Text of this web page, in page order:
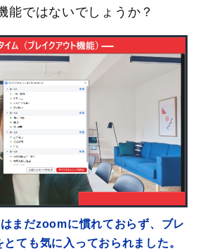
能ではないでしょうか？
まだzoomに慣れておらず、ブレ
ても気に入っておられました。